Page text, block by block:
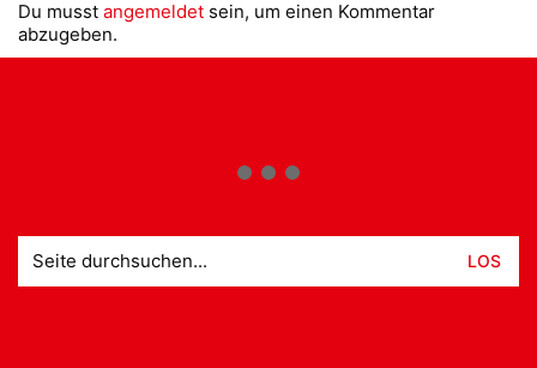
Du musst angemeldet sein, um einen Kommentar
abzugeben.
nach: